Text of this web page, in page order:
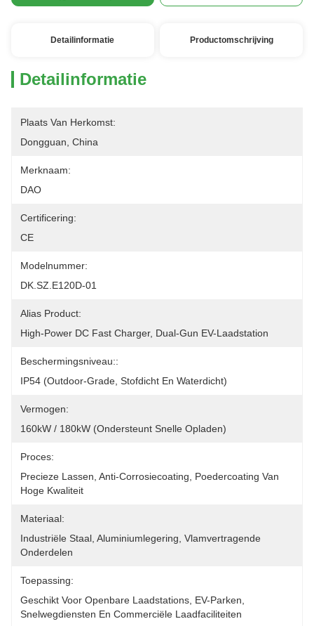
Detailinformatie Productomschrijving
Detailinformatie
Plaats Van Herkomst:
Dongguan, China
Merknaam:
DAO
Certificering:
CE
Modelnummer:
DK.SZ.E120D-01
Alias Product:
High-Power DC Fast Charger, Dual-Gun EV-Laadstation
Beschermingsniveau::
IP54 (outdoor-Grade, Stofdicht En Waterdicht)
Vermogen:
160kW / 180kW (ondersteunt Snelle Opladen)
Proces:
Precieze Lassen, Anti-Corrosiecoating, Poedercoating Van
Hoge Kwaliteit
Materiaal:
Industriële Staal, Aluminiumlegering, Vlamvertragende
Onderdelen
Toepassing:
Geschikt Voor Openbare Laadstations, EV-Parken,
Snelwegdiensten En Commerciële Laadfaciliteiten